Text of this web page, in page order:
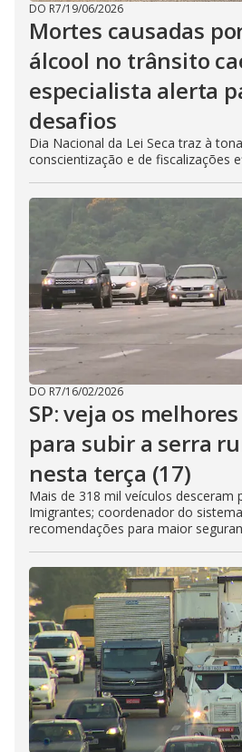
DO R7/19/06/2026
Mortes causadas
álcool no trânsito
especialista alerta
desafios
Dia Nacional da Lei Seca traz à
conscientização e de fiscalizações
DO R7/16/02/2026
SP: veja os
para subir a serra
nesta terça (17)
Mais de 318 mil veículos desceram
Imigrantes; coordenador do
recomendações para maior